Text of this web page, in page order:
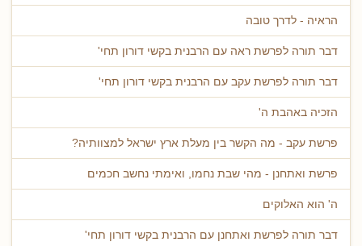
הראיה - לדרך טובה
דבר תורה לפרשת ראה עם הרבנית בקשי דורון תחי'
דבר תורה לפרשת עקב עם הרבנית בקשי דורון תחי'
הזכיה באהבת ה'
פרשת עקב - מה הקשר בין מעלת ארץ ישראל למצוותיה?
פרשת ואתחנן - מהי שבת נחמו, ואימתי נחשב חכמים
ה' הוא האלוקים
דבר תורה לפרשת ואתחנן עם הרבנית בקשי דורון תחי'